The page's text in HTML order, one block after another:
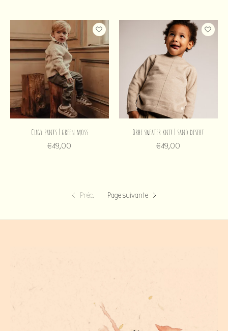
Cugy pants | green moss
€49,00
Orbe sweater knit | sand desert
€49,00
Préc. Page suivante